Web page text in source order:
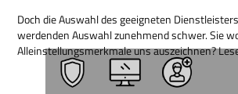
Doch die Auswahl des geeigneten
werdenden Auswahl zunehmend schwer. Sie
Alleinstellungsmerkmale uns auszeichnen?